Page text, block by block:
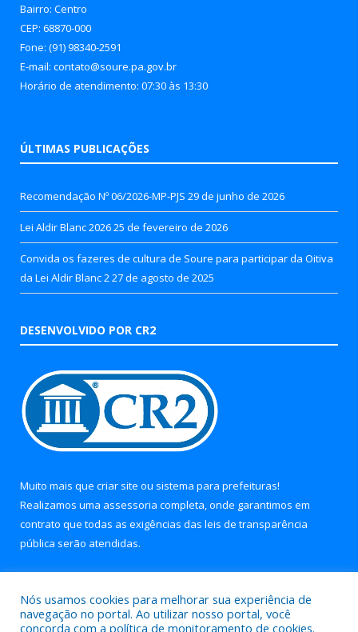
Bairro: Centro
CEP: 68870-000
Fone: (91) 98340-2591
E-mail: contato@soure.pa.gov.br
Horário de atendimento: 07:30 às 13:30
ÚLTIMAS PUBLICAÇÕES
Recomendação Nº 06/2026-MP-PJS 29 de junho de 2026
Lei Aldir Blanc 202625 de fevereiro de 2026
Convida os fazeres de cultura de Soure para participar da Oitiva
da Lei Aldir Blanc 2 27 de agosto de 2025
DESENVOLVIDO POR CR2
Muito mais que criar site ou sistema para prefeituras!
Realizamos uma assessoria completa, onde garantimos em
contrato que todas as exigências das leis de transparência
pública serão atendidas.
Nós usamos cookies para melhorar sua experiência de
navegação no portal. Ao utilizar nosso portal, você
concorda com a política de monitoramento de cookies.